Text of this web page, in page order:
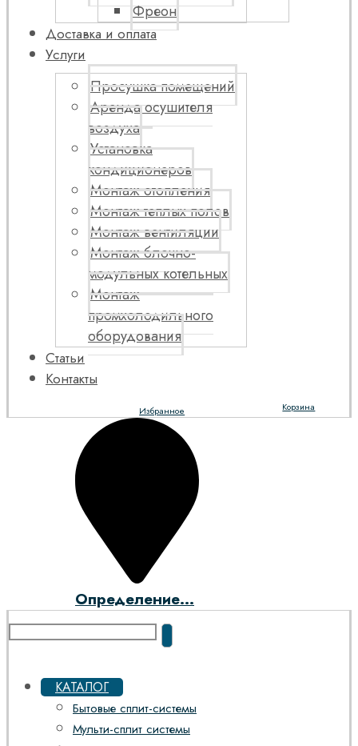
Фреон
Доставка и оплата
Услуги
Просушка помещений
Аренда осушителя
воздуха
Установка
кондиционеров
Монтаж отопления
Монтаж теплых полов
Монтаж вентиляции
Монтаж блочно-
модульных котельных
Монтаж
промхолодильного
оборудования
Статьи
Контакты
Корзина
Избранное
Определение...
КАТАЛОГ
Бытовые сплит-системы
Мульти-сплит системы